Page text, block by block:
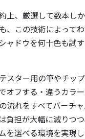
上、厳選して数本し
、この技術によって
ャドウを何十色も試
スター用の筆やチッ
オフする・違うカラ
流れをすべてバーチ
負担が大幅に減りつ
を選べる環境を実現し